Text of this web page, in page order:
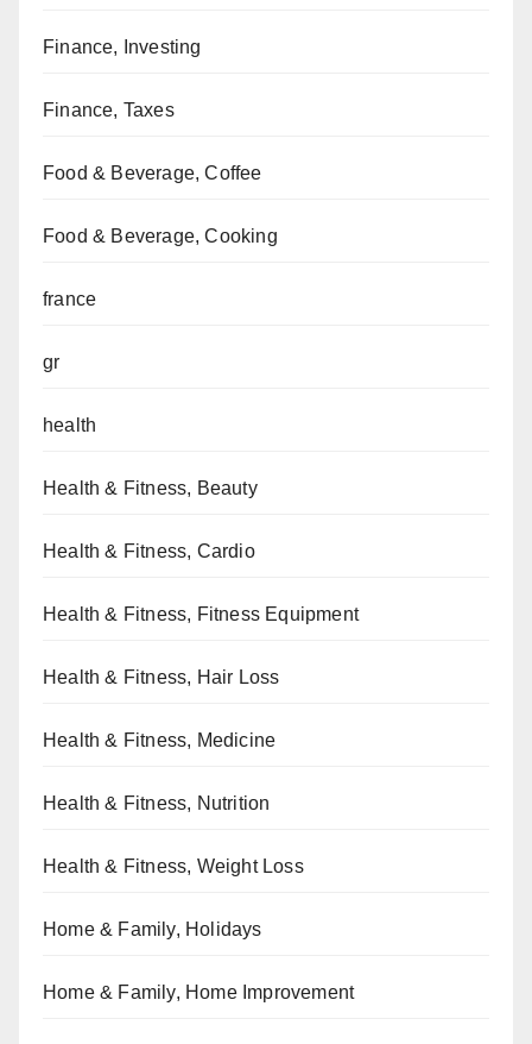
Finance, Investing
Finance, Taxes
Food & Beverage, Coffee
Food & Beverage, Cooking
france
gr
health
Health & Fitness, Beauty
Health & Fitness, Cardio
Health & Fitness, Fitness Equipment
Health & Fitness, Hair Loss
Health & Fitness, Medicine
Health & Fitness, Nutrition
Health & Fitness, Weight Loss
Home & Family, Holidays
Home & Family, Home Improvement